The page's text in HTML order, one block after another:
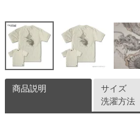
商品説明
サイズ
洗濯方法